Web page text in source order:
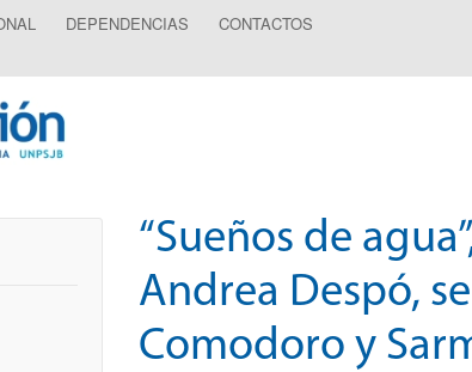
DEPENDENCIAS CONTACTOS
“Sueños de
Andrea Despó,
Comodoro y